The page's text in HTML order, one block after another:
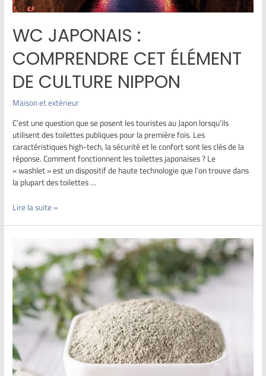
WC JAPONAIS :
COMPRENDRE CET ÉLÉMENT
DE CULTURE NIPPON
Maison et extérieur
C’est une question que se posent les touristes au Japon lorsqu’ils
utilisent des toilettes publiques pour la première fois. Les
caractéristiques high-tech, la sécurité et le confort sont les clés de la
réponse. Comment fonctionnent les toilettes japonaises ? Le
« washlet » est un dispositif de haute technologie que l’on trouve dans
la plupart des toilettes …
Lire la suite »